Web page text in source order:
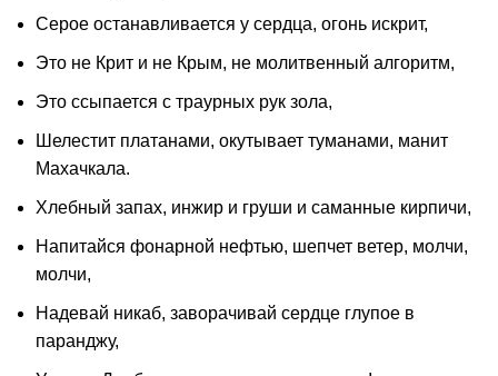
Серое останавливается у сердца, огонь искрит,
Это не Крит и не Крым, не молитвенный алгоритм,
Это ссыпается с траурных рук зола,
Шелестит платанами, окутывает туманами, манит
Махачкала.
Хлебный запах, инжир и груши и саманные кирпичи,
Напитайся фонарной нефтью, шепчет ветер, молчи,
молчи,
Надевай никаб, заворачивай сердце глупое в
паранджу,